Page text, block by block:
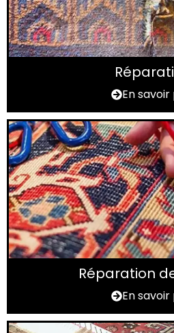
En savoir
Réparation
En savoir